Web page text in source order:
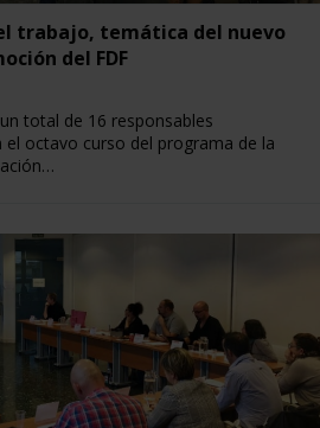
trabajo, temática del nuevo
del FDF
total de 16 responsables
el octavo curso del programa de la